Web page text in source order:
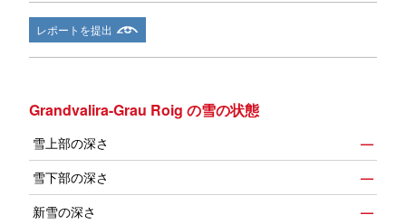
レポートを提出
Grandvalira-Grau Roig の雪の状態
雪上部の深さ
—
雪下部の深さ
—
新雪の深さ
—